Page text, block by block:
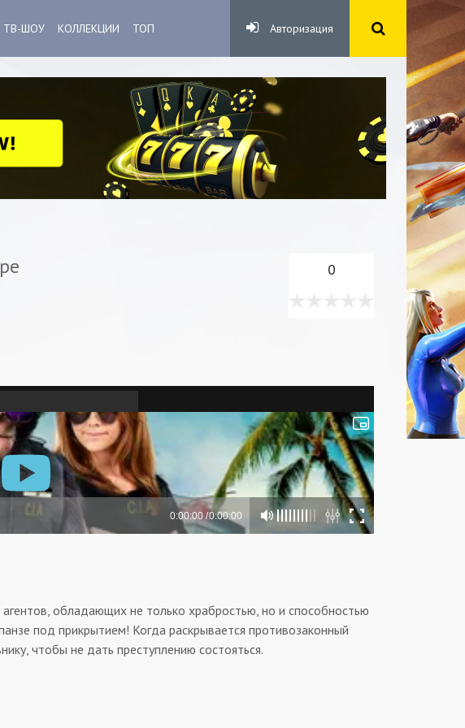
ТВ-ШОУ КОЛЛЕКЦИИ ТОП Авторизация
0
обладающих не только храбростью, но и способностью
под прикрытием! Когда раскрывается противозаконный
чтобы не дать преступлению состояться.